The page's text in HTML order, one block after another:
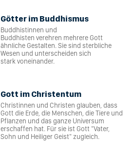
Götter im Buddhismus
Buddhistinnen und
Buddhisten verehren mehrere Gott
ähnliche Gestalten. Sie sind sterbliche
Wesen und unterscheiden sich
stark voneinander.
Gott im Christentum
Christinnen und Christen glauben, dass
Gott die Erde, die Menschen, die Tiere und
Pflanzen und das ganze Universum
erschaffen hat. Für sie ist Gott "Vater,
Sohn und Heiliger Geist" zugleich.